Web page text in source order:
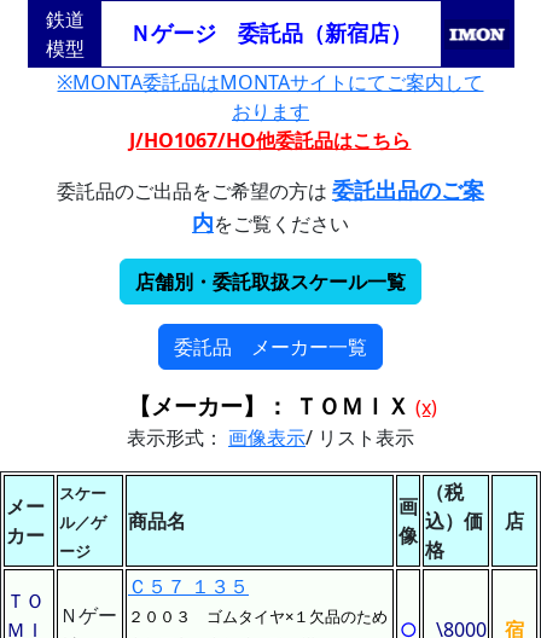
鉄道
模型
Ｎゲージ 委託品（新宿店）
※MONTA委託品はMONTAサイトにてご案内して
おります
J/HO1067/HO他委託品はこちら
委託品のご出品をご希望の方は 委託出品のご案
内をご覧ください
店舗別・委託取扱スケール一覧
委託品 メーカー一覧
【メーカー】： ＴＯＭＩＸ (x)
表示形式： 画像表示/ リスト表示
メー
カー
スケー
ル／ゲ
ージ
商品名
画
像
（税
込）価
格
店
ＴＯ
ＭＩ
Ｎゲー
Ｃ５７ １３５
２００３ ゴムタイヤ×１欠品のため
○ \8000 宿